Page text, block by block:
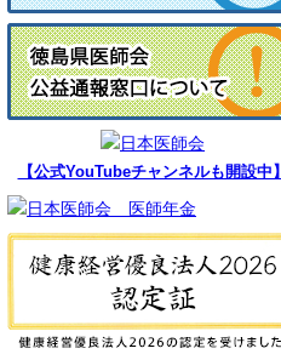
【公式YouTubeチャンネルも開設中】